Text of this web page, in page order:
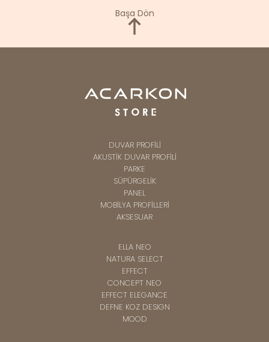
Başa Dön
DUVAR PROFİLİ
AKUSTİK DUVAR PROFİLİ
PARKE
SÜPÜRGELİK
PANEL
MOBİLYA PROFİLLERİ
AKSESUAR
ELLA NEO
NATURA SELECT
EFFECT
CONCEPT NEO
EFFECT ELEGANCE
DEFNE KOZ DESIGN
MOOD